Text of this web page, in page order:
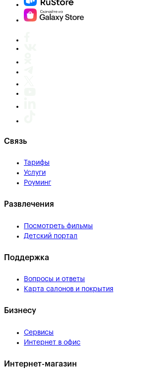
Связь
Тарифы
Услуги
Роуминг
Развлечения
Посмотреть фильмы
Детский портал
Поддержка
Вопросы и ответы
Карта салонов и покрытия
Бизнесу
Сервисы
Интернет в офис
Интернет-магазин